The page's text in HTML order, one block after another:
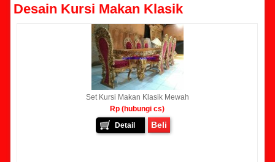
Desain Kursi Makan Klasik
Set Kursi Makan Klasik Mewah
Rp (hubungi cs)
Detail
Beli